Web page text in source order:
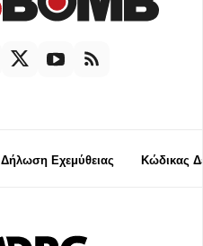
Δήλωση Εχεμύθειας Κώδικας